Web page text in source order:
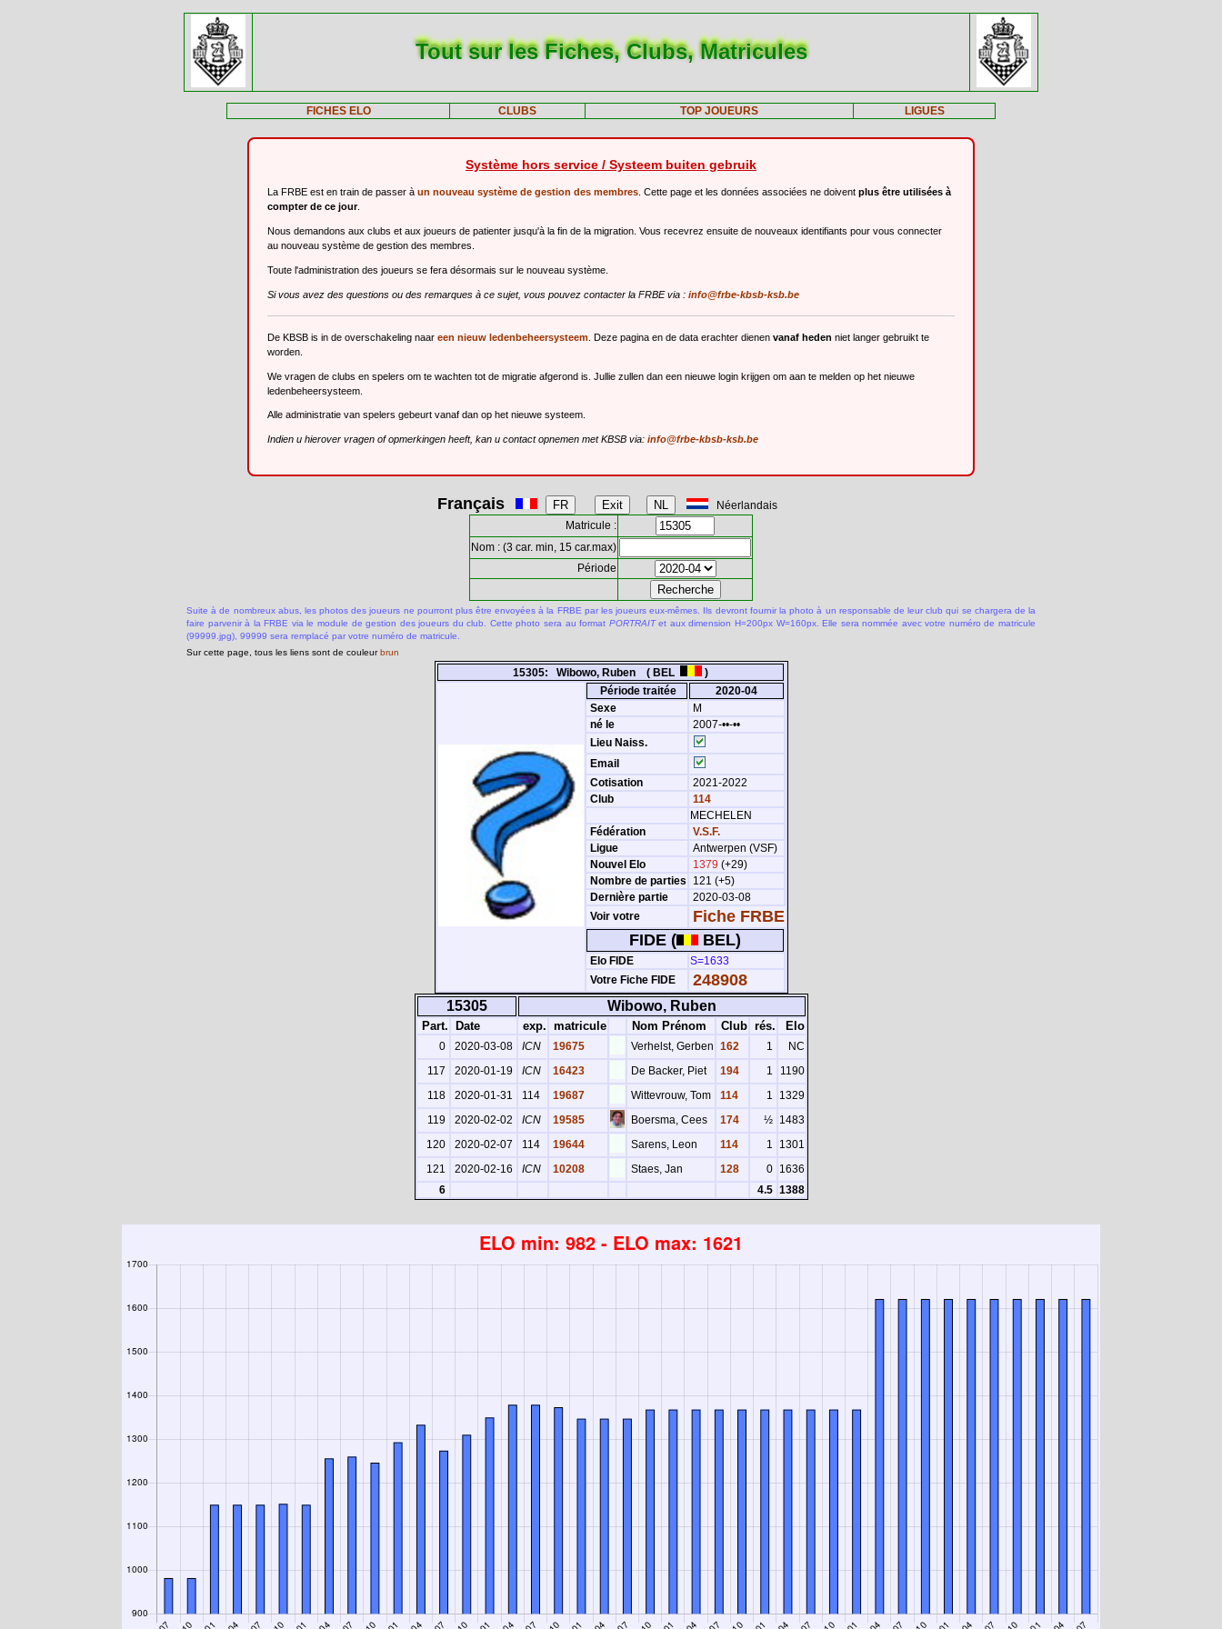
Tout sur les Fiches, Clubs, Matricules
FICHES ELO CLUBS TOP JOUEURS LIGUES
Système hors service / Systeem buiten gebruik
La FRBE est en train de passer à un nouveau système de gestion des membres . Cette page et les données associées ne doivent plus être utilisées à
compter de ce jour.
Nous demandons aux clubs et aux joueurs de patienter jusqu'à la fin de la migration. Vous recevrez ensuite de nouveaux identifiants pour vous connecter
au nouveau système de gestion des membres.
Toute l'administration des joueurs se fera désormais sur le nouveau système.
Si vous avez des questions ou des remarques à ce sujet, vous pouvez contacter la FRBE via : info@frbe-kbsb-ksb.be
De KBSB is in de overschakeling naar een nieuw ledenbeheersysteem . Deze pagina en de data erachter dienen vanaf heden niet langer gebruikt te
worden.
We vragen de clubs en spelers om te wachten tot de migratie afgerond is. Jullie zullen dan een nieuwe login krijgen om aan te melden op het nieuwe
ledenbeheersysteem.
Alle administratie van spelers gebeurt vanaf dan op het nieuwe systeem.
Indien u hierover vragen of opmerkingen heeft, kan u contact opnemen met KBSB via: info@frbe-kbsb-ksb.be
Français
Néerlandais
Matricule :
Nom : (3 car. min, 15 car.max)
Période
Suite à de nombreux abus, les photos des joueurs ne pourront plus être envoyées à la FRBE par les joueurs eux-mêmes. Ils devront fournir la photo à un responsable de leur club qui se chargera de la
faire parvenir à la FRBE via le module de gestion des joueurs du club. Cette photo sera au format PORTRAITet aux dimension H=200px W=160px. Elle sera nommée avec votre numéro de matricule
(99999.jpg), 99999 sera remplacé par votre numéro de matricule.
Sur cette page, tous les liens sont de couleurbrun
15305: Wibowo, Ruben ( BEL
)
Période traitée
2020-04
Sexe
M
né le
2007-••-••
Lieu Naiss.
Email
Cotisation
2021-2022
Club
114
MECHELEN
Fédération
V.S.F.
Ligue
Antwerpen (VSF)
Nouvel Elo
1379 (+29)
Nombre de parties
121 (+5)
Dernière partie
2020-03-08
Voir votre
Fiche FRBE
FIDE (
BEL)
Elo FIDE
S=1633
Votre Fiche FIDE
248908
15305 Wibowo, Ruben
Part. Date exp. matricule Nom Prénom Club rés. Elo
0 2020-03-08 ICN 19675 Verhelst, Gerben 162 1
NC
117
2020-01-19 ICN 16423 De Backer, Piet 194 1
1190
118
2020-01-31 114 19687 Wittevrouw, Tom 114 1
1329
119
2020-02-02 ICN 19585 Boersma, Cees 174 ½ 1483
120
2020-02-07 114 19644 Sarens, Leon 114 1
1301
121
2020-02-16 ICN 10208 Staes, Jan 128 0 1636
6
4.5 1388